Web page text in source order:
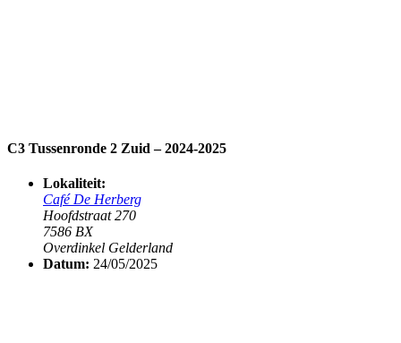
C3 Tussenronde 2 Zuid – 2024-2025
Lokaliteit:
Café De Herberg
Hoofdstraat 270
7586 BX
Overdinkel Gelderland
Datum: 24/05/2025